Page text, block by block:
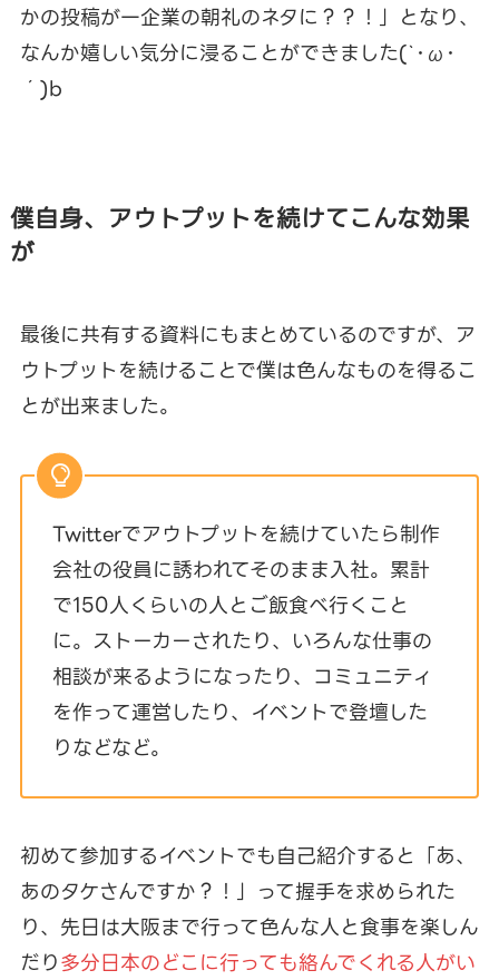
かの投稿が一企業の朝礼のネタに？？！」となり、
なんか嬉しい気分に浸ることができました(`･ω･
´)b
僕自身、アウトプットを続けてこんな効果
が
最後に共有する資料にもまとめているのですが、ア
ウトプットを続けることで僕は色んなものを得るこ
とが出来ました。
Twitterでアウトプットを続けていたら制作
会社の役員に誘われてそのまま入社。累計
で150人くらいの人とご飯食べ行くこと
に。ストーカーされたり、いろんな仕事の
相談が来るようになったり、コミュニティ
を作って運営したり、イベントで登壇した
りなどなど。
初めて参加するイベントでも自己紹介すると「あ、
あのタケさんですか？！」って握手を求められた
り、先日は大阪まで行って色んな人と食事を楽しん
だり多分日本のどこに行っても絡んでくれる人がい